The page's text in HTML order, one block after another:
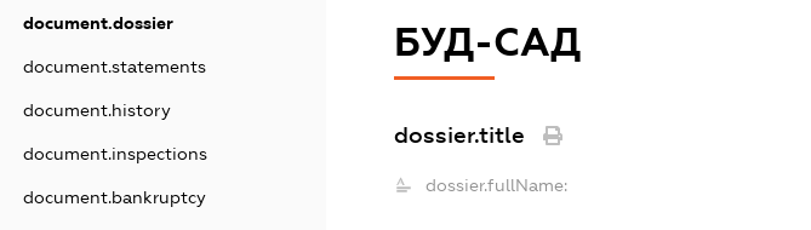
document.dossier
document.statements
document.history
document.inspections
document.bankruptcy
БУД-САД
dossier.title
dossier.fullName: